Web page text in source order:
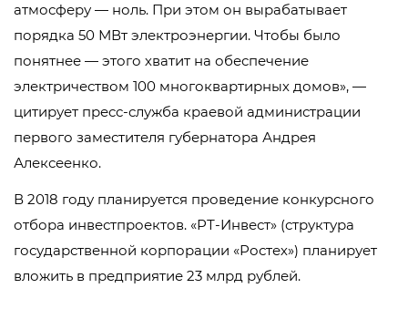
атмосферу — ноль. При этом он вырабатывает
порядка 50 МВт электроэнергии. Чтобы было
понятнее — этого хватит на обеспечение
электричеством 100 многоквартирных домов», —
цитирует пресс-служба краевой администрации
первого заместителя губернатора Андрея
Алексеенко.
В 2018 году планируется проведение конкурсного
отбора инвестпроектов. «РТ-Инвест» (структура
государственной корпорации «Ростех») планирует
вложить в предприятие 23 млрд рублей.